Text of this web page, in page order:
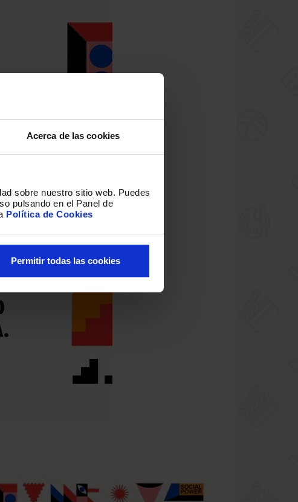
Acerca de las cookies
sobre nuestro sitio web. Puedes
pulsando en el Panel de
Política de Cookies
Permitir todas las cookies